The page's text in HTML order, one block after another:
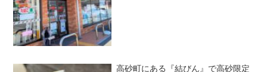
高砂町にある『結びん』で高砂限定